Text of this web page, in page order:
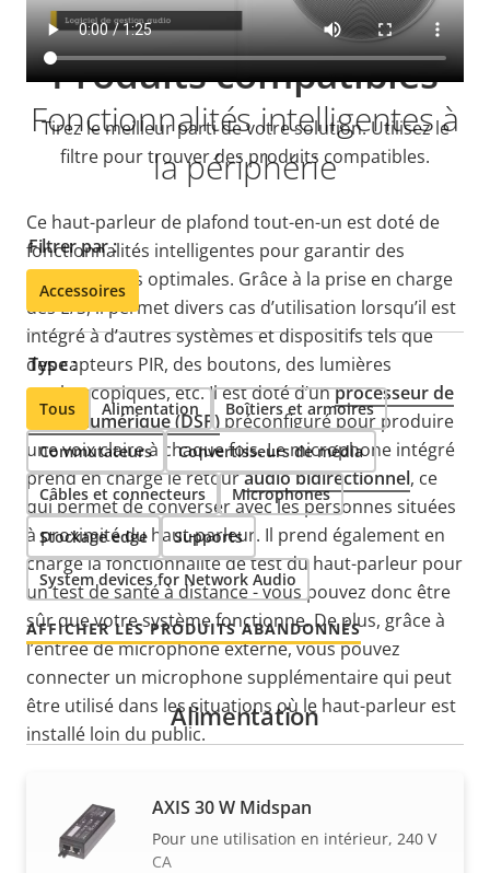
Fonctionnalités intelligentes à
la périphérie
Ce haut-parleur de plafond tout-en-un est doté de
fonctionnalités intelligentes pour garantir des
performances optimales. Grâce à la prise en charge
des E/S, il permet divers cas d’utilisation lorsqu’il est
intégré à d’autres systèmes et dispositifs tels que
des capteurs PIR, des boutons, des lumières
stroboscopiques, etc. Il est doté d’unprocesseur de
signal numérique (DSP) préconfiguré pour produire
une voix claire à chaque fois. Le microphone intégré
prend en charge le retouraudio bidirectionnel, ce
qui permet de converser avec les personnes situées
à proximité du haut-parleur. Il prend également en
charge la fonctionnalité de test du haut-parleur pour
un test de santé à distance - vous pouvez donc être
sûr que votre système fonctionne. De plus, grâce à
l’entrée de microphone externe, vous pouvez
connecter un microphone supplémentaire qui peut
être utilisé dans les situations où le haut-parleur est
installé loin du public.
Une autre caractéristique intelligente est la LED
intégrée et clairement visible qui ajoute des
Produits compatibles
Tirez le meilleur parti de votre solution. Utilisez le
filtre pour trouver des produits compatibles.
Filtrer par :
Accessoires
Type :
Tous Alimentation Boîtiers et armoires
Commutateurs Convertisseurs de média
Câbles et connecteurs Microphones
Stockage edge Supports
System devices for Network Audio
AFFICHER LES PRODUITS ABANDONNÉS
Alimentation
AXIS 30 W Midspan
Pour une utilisation en intérieur, 240 V
CA